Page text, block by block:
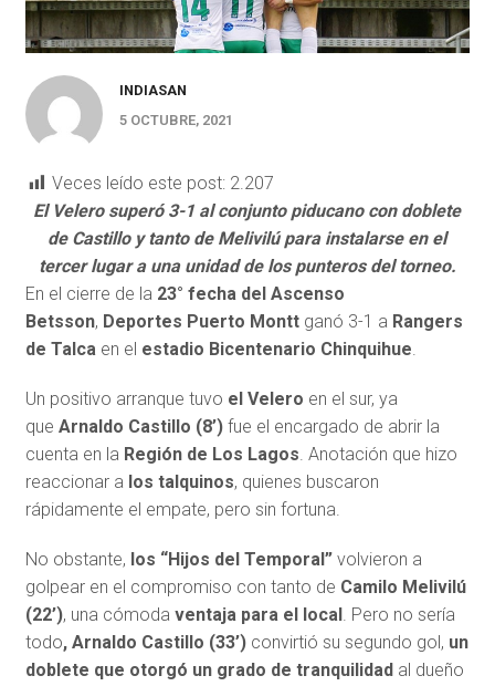
INDIASAN
5 OCTUBRE, 2021
Veces leído este post: 2.207
El Velero superó 3-1 al conjunto piducano con doblete
de Castillo y tanto de Melivilú para instalarse en el
tercer lugar a una unidad de los punteros del torneo.
En el cierre de la 23° fecha del Ascenso
Betsson, Deportes Puerto Monttganó 3-1 a Rangers
de Talca en el estadio Bicentenario Chinquihue.
Un positivo arranque tuvo el Velero en el sur, ya
que Arnaldo Castillo (8’)fue el encargado de abrir la
cuenta en la Región de Los Lagos. Anotación que hizo
reaccionar a los talquinos, quienes buscaron
rápidamente el empate, pero sin fortuna.
No obstante, los “Hijos del Temporal”volvieron a
golpear en el compromiso con tanto de Camilo Melivilú
(22’), una cómoda ventaja para el local. Pero no sería
todo, Arnaldo Castillo (33’)convirtió su segundo gol, un
doblete que otorgó un grado de tranquilidadal dueño